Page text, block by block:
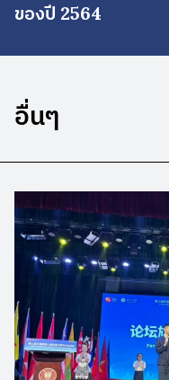
ของปี 2564
อื่นๆ